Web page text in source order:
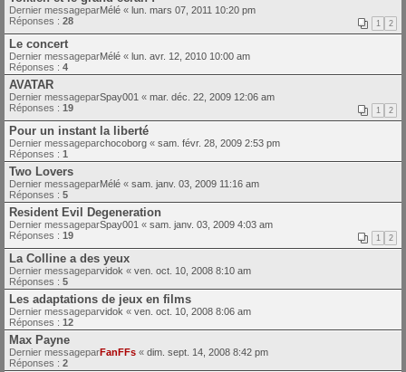
Dernier messageparMélé « lun. mars 07, 2011 10:20 pm
Réponses : 28 1 2
Le concert
Dernier messageparMélé « lun. avr. 12, 2010 10:00 am
Réponses : 4
AVATAR
Dernier messageparSpay001 « mar. déc. 22, 2009 12:06 am
Réponses : 19 1 2
Pour un instant la liberté
Dernier messageparchocoborg « sam. févr. 28, 2009 2:53 pm
Réponses : 1
Two Lovers
Dernier messageparMélé « sam. janv. 03, 2009 11:16 am
Réponses : 5
Resident Evil Degeneration
Dernier messageparSpay001 « sam. janv. 03, 2009 4:03 am
Réponses : 19 1 2
La Colline a des yeux
Dernier messageparvidok « ven. oct. 10, 2008 8:10 am
Réponses : 5
Les adaptations de jeux en films
Dernier messageparvidok « ven. oct. 10, 2008 8:06 am
Réponses : 12
Max Payne
Dernier messageparFanFFs « dim. sept. 14, 2008 8:42 pm
Réponses : 2